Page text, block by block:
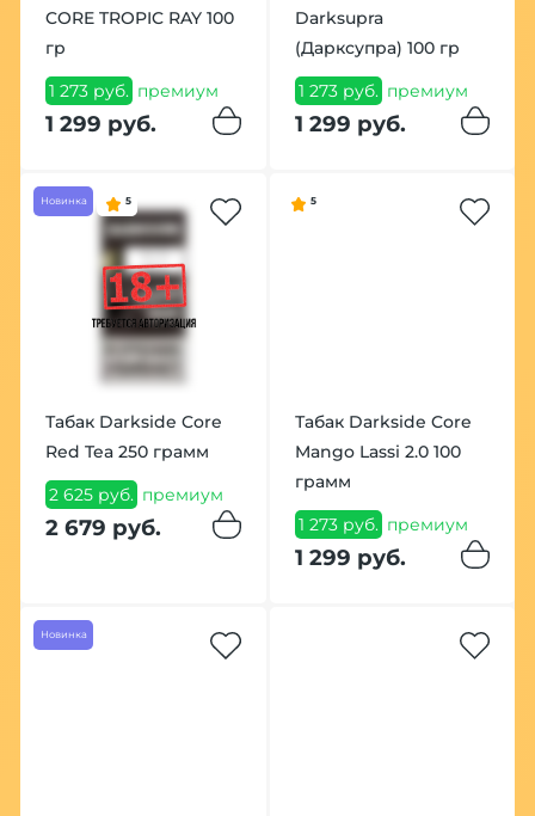
CORE TROPIC RAY 100
гр
1 273 руб. премиум
1 299 руб.
Darksupra
(Дарксупра) 100 гр
1 273 руб. премиум
1 299 руб.
Новинка 5
Табак Darkside Core
Red Tea 250 грамм
2 625 руб. премиум
2 679 руб.
5
Табак Darkside Core
Mango Lassi 2.0 100
грамм
1 273 руб. премиум
1 299 руб.
Новинка